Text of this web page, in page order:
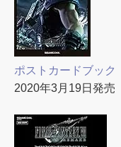
ポストカードブック
2020年3月19日発売